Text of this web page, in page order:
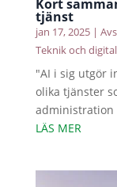
Kort
tjänst
jan 17, 2025|
Teknik och
"AI i sig utgör
olika tjänster
administration
LÄS MER